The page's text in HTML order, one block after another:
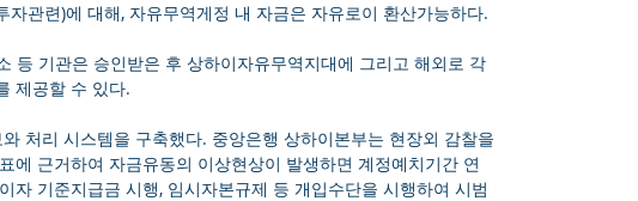
자관련)에 대해, 자유무역게정 내 자금은 자유로이 환산가능하다.
등 기관은 승인받은 후 상하이자유무역지대에 그리고 해외로 각
제공할 수 있다.
처리 시스템을 구축했다. 중앙은행 상하이본부는 현장외 감찰을
에 근거하여 자금유동의 이상현상이 발생하면 계정예치기간 연
자 기준지급금 시행, 임시자본규제 등 개입수단을 시행하여 시범